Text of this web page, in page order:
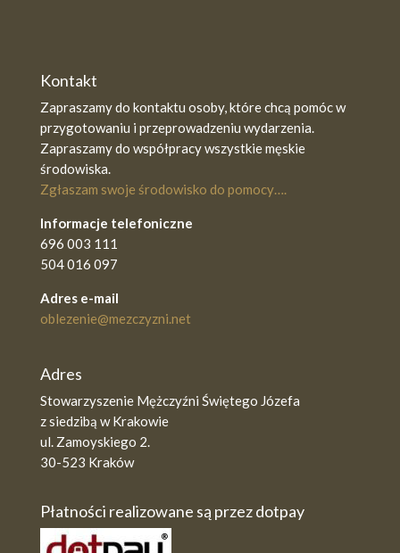
Kontakt
Zapraszamy do kontaktu osoby, które chcą pomóc w
przygotowaniu i przeprowadzeniu wydarzenia.
Zapraszamy do współpracy wszystkie męskie
środowiska.
Zgłaszam swoje środowisko do pomocy….
Informacje telefoniczne
696 003 111
504 016 097
Adres e-mail
oblezenie@mezczyzni.net
Adres
Stowarzyszenie Mężczyźni Świętego Józefa
z siedzibą w Krakowie
ul. Zamoyskiego 2.
30-523 Kraków
Płatności realizowane są przez dotpay